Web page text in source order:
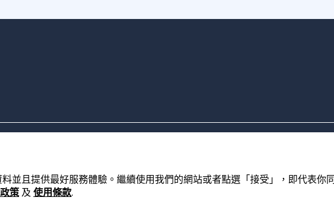
並且提供最好服務體驗。繼續使用我們的網站或者點選「接受」，即代表你
策 及 使用條款.